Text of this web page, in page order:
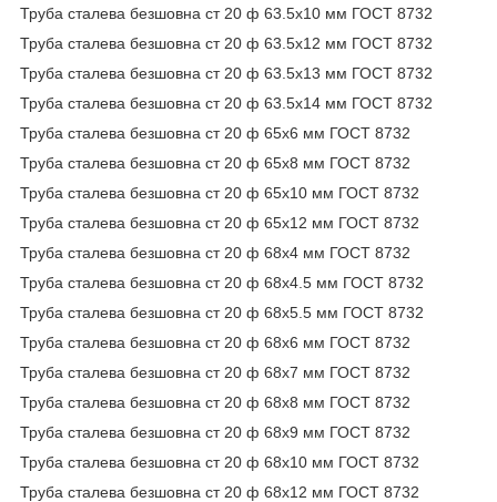
Труба сталева безшовна ст 20 ф 63.5х10 мм ГОСТ 8732
Труба сталева безшовна ст 20 ф 63.5х12 мм ГОСТ 8732
Труба сталева безшовна ст 20 ф 63.5х13 мм ГОСТ 8732
Труба сталева безшовна ст 20 ф 63.5х14 мм ГОСТ 8732
Труба сталева безшовна ст 20 ф 65х6 мм ГОСТ 8732
Труба сталева безшовна ст 20 ф 65х8 мм ГОСТ 8732
Труба сталева безшовна ст 20 ф 65х10 мм ГОСТ 8732
Труба сталева безшовна ст 20 ф 65х12 мм ГОСТ 8732
Труба сталева безшовна ст 20 ф 68х4 мм ГОСТ 8732
Труба сталева безшовна ст 20 ф 68х4.5 мм ГОСТ 8732
Труба сталева безшовна ст 20 ф 68х5.5 мм ГОСТ 8732
Труба сталева безшовна ст 20 ф 68х6 мм ГОСТ 8732
Труба сталева безшовна ст 20 ф 68х7 мм ГОСТ 8732
Труба сталева безшовна ст 20 ф 68х8 мм ГОСТ 8732
Труба сталева безшовна ст 20 ф 68х9 мм ГОСТ 8732
Труба сталева безшовна ст 20 ф 68х10 мм ГОСТ 8732
Труба сталева безшовна ст 20 ф 68х12 мм ГОСТ 8732